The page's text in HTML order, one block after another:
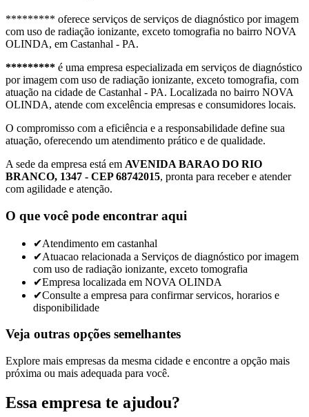
********* oferece serviços de serviços de diagnóstico por imagem
com uso de radiação ionizante, exceto tomografia no bairro NOVA
OLINDA, em Castanhal - PA.
********* é uma empresa especializada em serviços de diagnóstico
por imagem com uso de radiação ionizante, exceto tomografia, com
atuação na cidade de Castanhal - PA. Localizada no bairro NOVA
OLINDA, atende com excelência empresas e consumidores locais.
O compromisso com a eficiência e a responsabilidade define sua
atuação, oferecendo um atendimento prático e de qualidade.
A sede da empresa está em AVENIDA BARAO DO RIO
BRANCO, 1347 - CEP 68742015, pronta para receber e atender
com agilidade e atenção.
O que você pode encontrar aqui
✔Atendimento em castanhal
✔Atuacao relacionada a Serviços de diagnóstico por imagem
com uso de radiação ionizante, exceto tomografia
✔Empresa localizada em NOVA OLINDA
✔Consulte a empresa para confirmar servicos, horarios e
disponibilidade
Veja outras opções semelhantes
Explore mais empresas da mesma cidade e encontre a opção mais
próxima ou mais adequada para você.
Essa empresa te ajudou?